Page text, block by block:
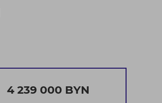
4 239 000 BYN